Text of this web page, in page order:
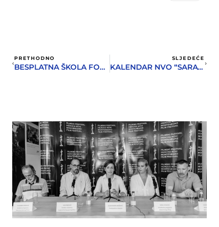
PRETHODNO
BESPLATNA ŠKOLA FOTOGRAFIJE I KURS ŠPANSKOG ZA MLADE
SLJEDEĆE
KALENDAR NVO “SARA” – PODRŽITE NAPUŠTENE PSE!